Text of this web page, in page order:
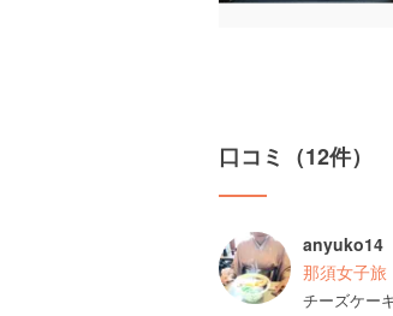
口コミ（12件）
anyuko14
那須女子旅
チーズケー